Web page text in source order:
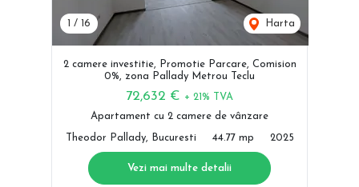
1 / 16 Harta
2 camere investitie, Promotie Parcare, Comision
0%, zona Pallady Metrou Teclu
72,632 € + 21% TVA
Apartament cu 2 camere de vânzare
Theodor Pallady, Bucuresti 44.77 mp 2025
Vezi mai multe detalii